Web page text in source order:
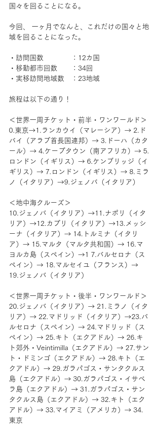
国々を回ることになる。
今回、 一ヶ月でなんと、これだけの国々と地
域を回ることになった。
・訪問国数　　　　：12カ国
・移動都市回数　　：34回
・実移訪問地域数　：23地域
旅程は以下の通り！
＜世界一周チケット・前半・ワンワールド＞
0.東京→1.ランカウイ（マレーシア）→ 2.ド
バイ（アラブ首長国連邦）→ 3.ドーハ（カタ
ール）→ 4.ケープタウン（南アフリカ）→ 5.
ロンドン（イギリス）→ 6.ケンブリッジ（イ
ギリス）→ 7.ロンドン（イギリス）→ 8.ミラ
ノ（イタリア）→9.ジェノバ（イタリア）
＜地中海クルーズ＞
10.ジェノバ（イタリア）→11.ナポリ（イタ
リア）→12.カプリ（イタリア）→13.メッシ
ーナ（イタリア）→ 14.トルミナ（イタリ
ア）→ 15.マルタ（マルタ共和国）→ 16.マ
ヨルカ島（スペイン）→1 7.バルセロナ（ス
ペイン）→ 18.マルセイユ（フランス）→
19.ジェノバ（イタリア）
＜世界一周チケット・後半・ワンワールド＞
20.ジェノバ（イタリア）→ 21.ミラノ（イタ
リア）→ 22.マドリッド（イタリア）→23.バ
ルセロナ（スペイン）→ 24.マドリッド（ス
ペイン）→ 25.キト（エクアドル）→ 26.キ
ト郊外・Veintimilla（エクアドル）→ 27.サン
ト・ドミンゴ（エクアドル）→ 28.キト（エ
クアドル）→ 29.ガラパゴス・サンタクルス
島（エクアドル）→ 30.ガラパゴス・イサベ
ラ島（エクアドル）→ 31.ガラパゴス・サン
タクルス島（エクアドル）→ 32.キト（エク
アドル）→ 33.マイアミ（アメリカ）→ 34.
東京